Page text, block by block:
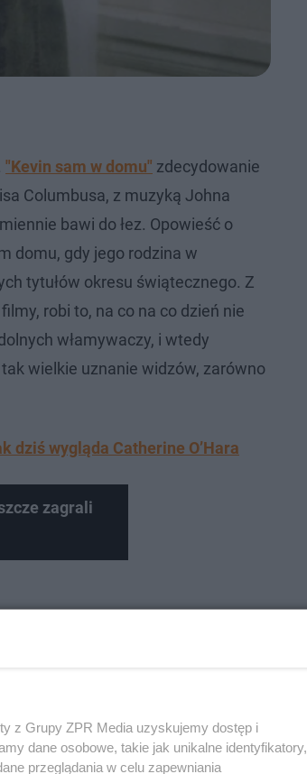
"Kevin sam w domu" zdecydowanie
Columbusa, z muzyką Johna
bawi do łez. Opowieść o
domu, gdy jego rodzina w
tytułów okresu świątecznego. Z
robi to, na co na co dzień nie
włamywaczy, i wtedy
wielkie uznanie widzów, zarówno
dziś wygląda Catherine O’Hara
zagrali
z Grupy ZPR Media uzyskujemy dostęp i
dane osobowe, takie jak unikalne identyfikatory,
przeglądania w celu zapewniania